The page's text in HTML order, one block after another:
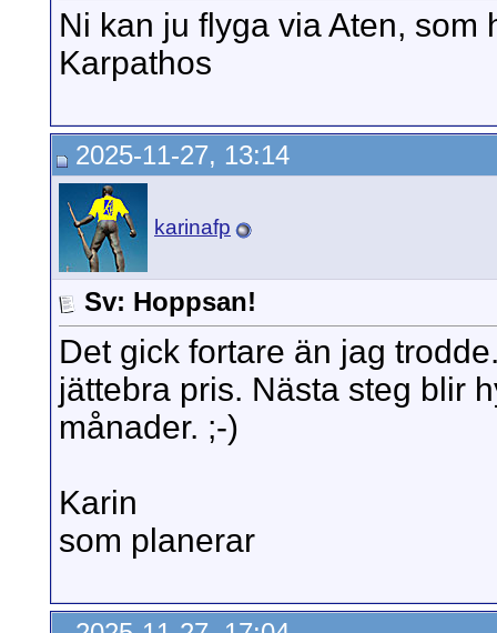
Ni kan ju flyga via Aten,
Karpathos
2025-11-27, 13:14
karinafp
Sv: Hoppsan!
Det gick fortare än jag
jättebra pris. Nästa steg blir
månader. ;-)
Karin
som planerar